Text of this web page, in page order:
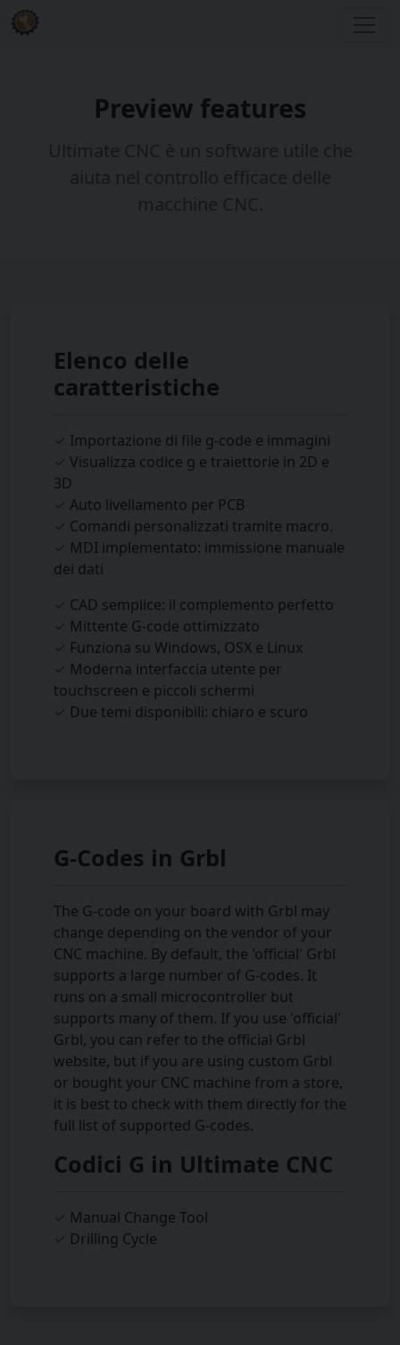
Preview features
Elenco delle
caratteristiche
✓ Importazione di file g-code e immagini
✓ Visualizza codice g e traiettorie in 2D e
3D
✓ Auto livellamento per PCB
✓ Comandi personalizzati tramite macro.
✓ MDI implementato: immissione manuale
dei dati
✓ CAD semplice: il complemento perfetto
✓ Mittente G-code ottimizzato
✓ Funziona su Windows, OSX e Linux
✓ Moderna interfaccia utente per
touchscreen e piccoli schermi
✓ Due temi disponibili: chiaro e scuro
G-Codes in Grbl
The G-code on your board with Grbl may
change depending on the vendor of your
CNC machine. By default, the 'official' Grbl
supports a large number of G-codes. It
runs on a small microcontroller but
supports many of them. If you use 'official'
Grbl, you can refer to the official Grbl
website, but if you are using custom Grbl
or bought your CNC machine from a store,
it is best to check with them directly for the
full list of supported G-codes.
Codici G in Ultimate CNC
✓ Manual Change Tool
✓ Drilling Cycle